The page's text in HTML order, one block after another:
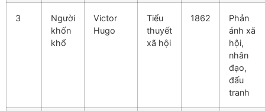
3
Người
khốn
khổ
Victor
Hugo
Tiểu
thuyết
xã hội
1862
Phản
ánh xã
hội,
nhân
đạo,
đấu
tranh